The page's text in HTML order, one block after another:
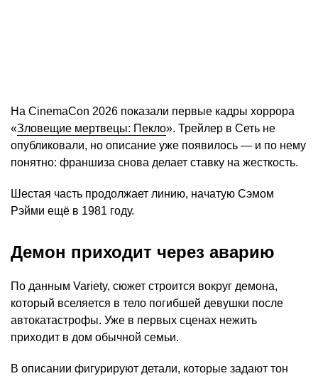
На CinemaCon 2026 показали первые кадры хоррора
«Зловещие мертвецы: Пекло». Трейлер в Сеть не
опубликовали, но описание уже появилось — и по нему
понятно: франшиза снова делает ставку на жесткость.
Шестая часть продолжает линию, начатую Сэмом
Рэйми ещё в 1981 году.
Демон приходит через аварию
По данным Variety, сюжет строится вокруг демона,
который вселяется в тело погибшей девушки после
автокатастрофы. Уже в первых сценах нежить
приходит в дом обычной семьи.
В описании фигурируют детали, которые задают тон